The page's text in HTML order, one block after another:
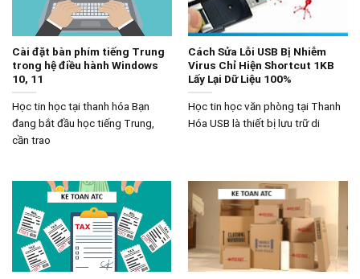
Cài đặt bàn phím tiếng Trung
trong hệ điều hành Windows
10, 11
Học tin học tại thanh hóa Bạn
đang bắt đầu học tiếng Trung,
cần trao
Cách Sửa Lỗi USB Bị Nhiễm
Virus Chỉ Hiện Shortcut 1KB
Lấy Lại Dữ Liệu 100%
Học tin học văn phòng tại Thanh
Hóa USB là thiết bị lưu trữ di